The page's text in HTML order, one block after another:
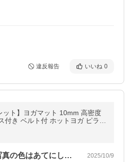
違反報告 いいね 0
ット】ヨガマット 10mm 高密度
付き ベルト付 ホットヨガ ピラテ
ッチ ダイエット エクササイズ ト
人気 送料無料
使いやすいけど、写真の色はあてにしないで 2025/10/9